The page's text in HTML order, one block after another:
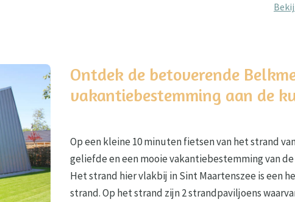
Ontdek de betoverende
vakantiebestemming aan de
Op een kleine 10 minuten fietsen van het strand
geliefde en een mooie vakantiebestemming van
Het strand hier vlakbij in Sint Maartenszee is een
strand. Op het strand zijn 2 strandpaviljoens